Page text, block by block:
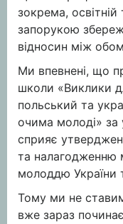
зокрема,
запорукою
відносин між
Ми впевнені, що
школи «Виклики
польський та
очима молоді» за
сприяє
та налагодженню
молоддю України
Тому ми не
вже зараз